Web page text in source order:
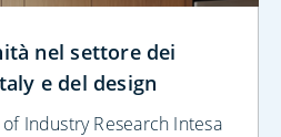
nel settore dei
e del design
Industry Research Intesa